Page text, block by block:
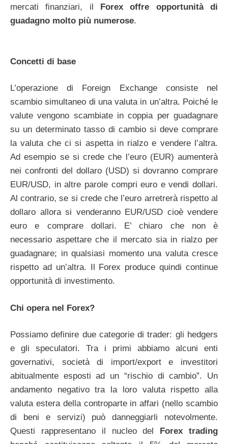
mercati finanziari, il
Forex offre opportunità di
guadagno molto più numerose.
Concetti di base
L’operazione di Foreign Exchange consiste nel
scambio simultaneo di una valuta in un’altra. Poiché le
valute vengono scambiate in coppia per guadagnare
su un determinato tasso di cambio si deve comprare
la valuta che ci si aspetta in rialzo e vendere l’altra.
Ad esempio se si crede che l’euro (EUR) aumenterà
nei confronti del dollaro (USD) si dovranno comprare
EUR/USD, in altre parole compri euro e vendi dollari.
Al contrario, se si crede che l’euro arretrerà rispetto al
dollaro allora si venderanno EUR/USD cioè vendere
euro e comprare dollari. E’ chiaro che non è
necessario aspettare che il mercato sia in rialzo per
guadagnare; in qualsiasi momento una valuta cresce
rispetto ad un’altra. Il Forex produce quindi continue
opportunità di investimento.
Chi opera nel Forex?
Possiamo definire due categorie di trader: gli hedgers
e gli speculatori. Tra i primi abbiamo alcuni enti
governativi, società di import/export e investitori
abitualmente esposti ad un “rischio di cambio”. Un
andamento negativo tra la loro valuta rispetto alla
valuta estera della controparte in affari (nello scambio
di beni e servizi) può danneggiarli notevolmente.
Questi rappresentano il nucleo del
Forex trading